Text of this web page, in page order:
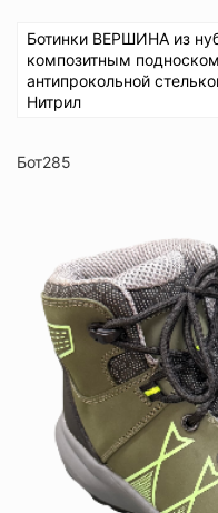
Ботинки ВЕРШИНА из
композитным
антипрокольной
Нитрил
Бот285